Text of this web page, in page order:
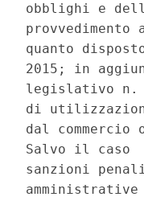
obblighi e
quanto
2015; in
legislativo n.
di
dal
Salvo il
sanzioni